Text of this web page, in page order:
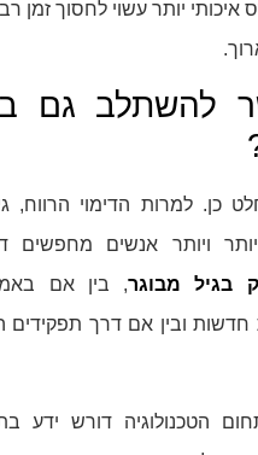
איכותי יותר עשוי לחסוך זמן
להשתלב גם
כן. למרות הדימוי הרווח,
ויותר אנשים מחפשים
בגיל מבוגר, בין אם
חדשות ובין אם דרך
הטכנולוגיה דורש ידע